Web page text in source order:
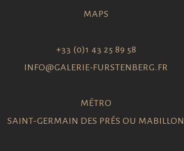
MAPS
+33 (0)1 43 25 89 58
INFO@GALERIE-FURSTENBERG.FR
MÉTRO
SAINT-GERMAIN DES PRÉS OU MABILLON